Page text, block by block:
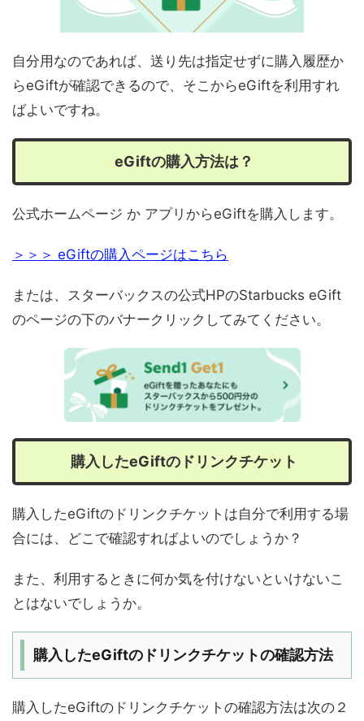
自分用なのであれば、送り先は指定せずに購入履歴か
らeGiftが確認できるので、そこからeGiftを利用すれ
ばよいですね。
eGiftの購入方法は？
公式ホームページ か アプリからeGiftを購入します。
＞＞＞ eGiftの購入ページはこちら
または、スターバックスの公式HPのStarbucks eGift
のページの下のバナークリックしてみてください。
購入したeGiftのドリンクチケット
購入したeGiftのドリンクチケットは自分で利用する場
合には、どこで確認すればよいのでしょうか？
また、利用するときに何か気を付けないといけないこ
とはないでしょうか。
購入したeGiftのドリンクチケットの確認方法
購入したeGiftのドリンクチケットの確認方法は次の２